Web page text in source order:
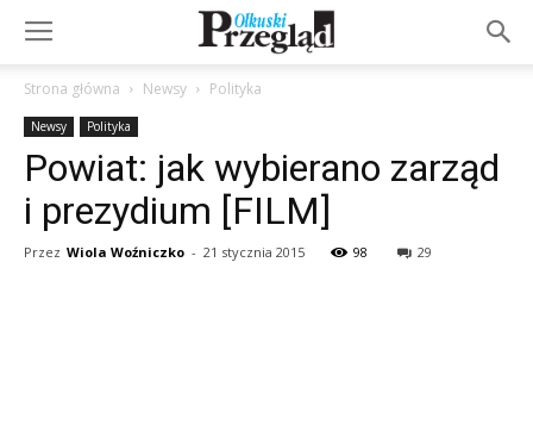
Strona główna Newsy Polityka
Newsy Polityka
Powiat: jak wybierano zarząd
i prezydium [FILM]
Przez Wiola Woźniczko - 21 stycznia 2015 98 29